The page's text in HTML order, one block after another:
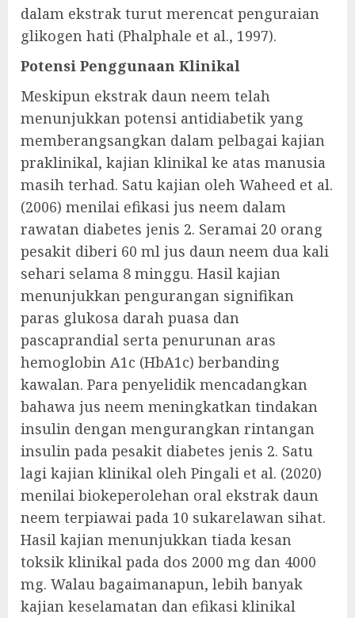
dalam ekstrak turut merencat penguraian
glikogen hati (Phalphale et al., 1997).
Potensi Penggunaan Klinikal
Meskipun ekstrak daun neem telah
menunjukkan potensi antidiabetik yang
memberangsangkan dalam pelbagai kajian
praklinikal, kajian klinikal ke atas manusia
masih terhad. Satu kajian oleh Waheed et al.
(2006) menilai efikasi jus neem dalam
rawatan diabetes jenis 2. Seramai 20 orang
pesakit diberi 60 ml jus daun neem dua kali
sehari selama 8 minggu. Hasil kajian
menunjukkan pengurangan signifikan
paras glukosa darah puasa dan
pascaprandial serta penurunan aras
hemoglobin A1c (HbA1c) berbanding
kawalan. Para penyelidik mencadangkan
bahawa jus neem meningkatkan tindakan
insulin dengan mengurangkan rintangan
insulin pada pesakit diabetes jenis 2. Satu
lagi kajian klinikal oleh Pingali et al. (2020)
menilai biokeperolehan oral ekstrak daun
neem terpiawai pada 10 sukarelawan sihat.
Hasil kajian menunjukkan tiada kesan
toksik klinikal pada dos 2000 mg dan 4000
mg. Walau bagaimanapun, lebih banyak
kajian keselamatan dan efikasi klinikal